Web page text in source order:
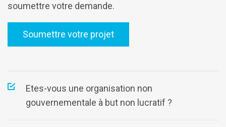
soumettre votre demande.
Soumettre votre projet
Etes-vous une organisation non
gouvernementale à but non lucratif ?